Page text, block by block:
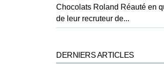
Chocolats Roland Réauté en
de leur recruteur de...
DERNIERS ARTICLES